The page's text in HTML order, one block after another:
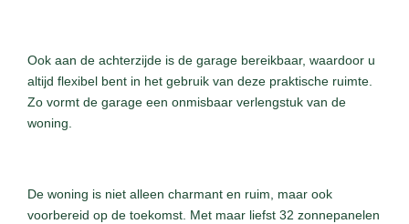
Ook aan de achterzijde is de garage bereikbaar, waardoor u
altijd flexibel bent in het gebruik van deze praktische ruimte.
Zo vormt de garage een onmisbaar verlengstuk van de
woning.
De woning is niet alleen charmant en ruim, maar ook
voorbereid op de toekomst. Met maar liefst 32 zonnepanelen